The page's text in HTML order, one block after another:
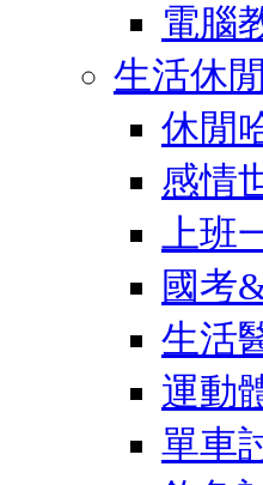
電腦
生活休閒
休閒
感情
上班
國考
生活
運動
單車